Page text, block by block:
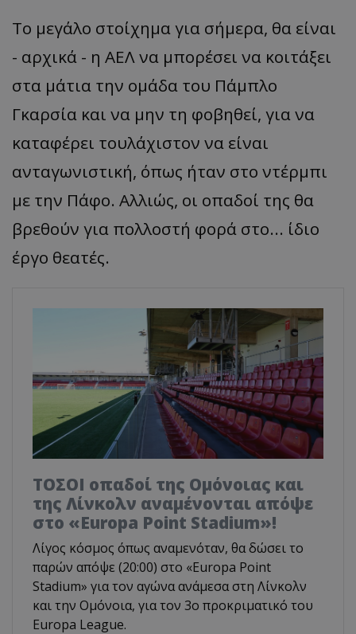
Το μεγάλο στοίχημα για σήμερα, θα είναι
- αρχικά - η ΑΕΛ να μπορέσει να κοιτάξει
στα μάτια την ομάδα του Πάμπλο
Γκαρσία και να μην τη φοβηθεί, για να
καταφέρει τουλάχιστον να είναι
ανταγωνιστική, όπως ήταν στο ντέρμπι
με την Πάφο. Αλλιώς, οι οπαδοί της θα
βρεθούν για πολλοστή φορά στο... ίδιο
έργο θεατές.
ΤΟΣΟΙ οπαδοί της Ομόνοιας και
της Λίνκολν αναμένονται απόψε
στο «Europa Point Stadium»!
Λίγος κόσμος όπως αναμενόταν, θα δώσει το
παρών απόψε (20:00) στο «Europa Point
Stadium» για τον αγώνα ανάμεσα στη Λίνκολν
και την Ομόνοια, για τον 3ο προκριματικό του
Europa League.